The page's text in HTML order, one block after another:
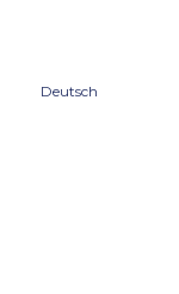
Deutsch